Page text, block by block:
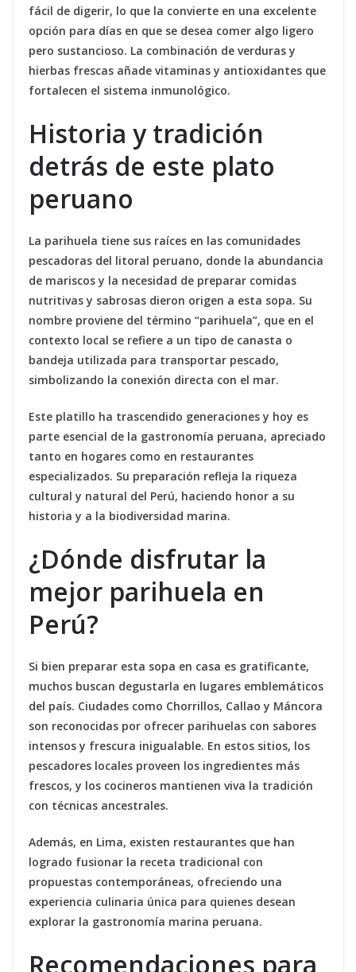
fácil de digerir, lo que la convierte en una excelente
opción para días en que se desea comer algo ligero
pero sustancioso. La combinación de verduras y
hierbas frescas añade vitaminas y antioxidantes que
fortalecen el sistema inmunológico.
Historia y tradición
detrás de este plato
peruano
La parihuela tiene sus raíces en las comunidades
pescadoras del litoral peruano, donde la abundancia
de mariscos y la necesidad de preparar comidas
nutritivas y sabrosas dieron origen a esta sopa. Su
nombre proviene del término “parihuela”, que en el
contexto local se refiere a un tipo de canasta o
bandeja utilizada para transportar pescado,
simbolizando la conexión directa con el mar.
Este platillo ha trascendido generaciones y hoy es
parte esencial de la gastronomía peruana, apreciado
tanto en hogares como en restaurantes
especializados. Su preparación refleja la riqueza
cultural y natural del Perú, haciendo honor a su
historia y a la biodiversidad marina.
¿Dónde disfrutar la
mejor parihuela en
Perú?
Si bien preparar esta sopa en casa es gratificante,
muchos buscan degustarla en lugares emblemáticos
del país. Ciudades como Chorrillos, Callao y Máncora
son reconocidas por ofrecer parihuelas con sabores
intensos y frescura inigualable. En estos sitios, los
pescadores locales proveen los ingredientes más
frescos, y los cocineros mantienen viva la tradición
con técnicas ancestrales.
Además, en Lima, existen restaurantes que han
logrado fusionar la receta tradicional con
propuestas contemporáneas, ofreciendo una
experiencia culinaria única para quienes desean
explorar la gastronomía marina peruana.
Recomendaciones para